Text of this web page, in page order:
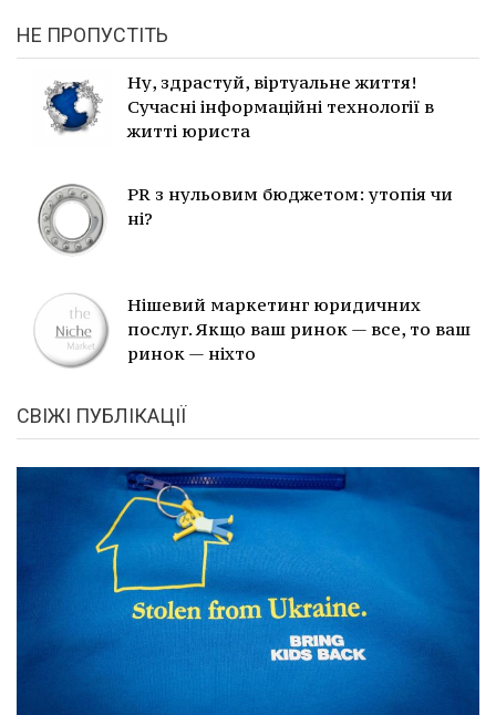
НЕ ПРОПУСТІТЬ
Ну, здрастуй, віртуальне життя!
Сучасні інформаційні технології в
житті юриста
PR з нульовим бюджетом: утопія чи
ні?
Нішевий маркетинг юридичних
послуг. Якщо ваш ринок — все, то ваш
ринок — ніхто
СВІЖІ ПУБЛІКАЦІЇ